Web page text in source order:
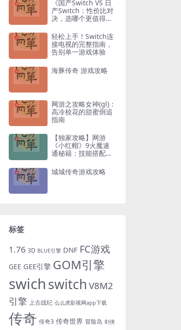
《国产Switch VS 日
产Switch：性价比对
决，选哪个更值得入
轻松上手！Switch连
接电视的完整指南，
告别单一游戏体验
海豚传奇 游戏攻略
网游之攻略女神(gl)：
高冷校花的甜蜜倒追
指南
【独家攻略】网游
《小红帽》9火魔速
通秘籍：技能搭配与
城城传奇游戏攻略
标签
1.76 3D BLUE引擎 DNF FC游戏
GEE GEE引擎 GOM引擎
swichswitchV8M2
引擎 上古战纪 么么虎影视网app下载
传奇 传奇3 传奇世界 冒险岛 剑侠